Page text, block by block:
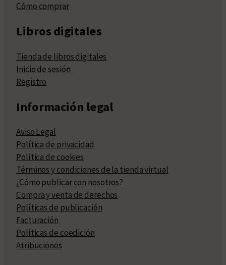
Cómo comprar
Libros digitales
Tienda de libros digitales
Inicio de sesión
Registro
Información legal
Aviso Legal
Política de privacidad
Política de cookies
Términos y condiciones de la tienda virtual
¿Cómo publicar con nosotros?
Compra y venta de derechos
Políticas de publicación
Facturación
Políticas de coedición
Atribuciones